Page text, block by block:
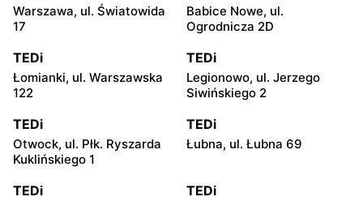
Warszawa, ul. Światowida
17
Babice Nowe, ul.
Ogrodnicza 2D
TEDi
Łomianki, ul. Warszawska
122
TEDi
Legionowo, ul. Jerzego
Siwińskiego 2
TEDi
Otwock, ul. Płk. Ryszarda
Kuklińskiego 1
TEDi
Łubna, ul. Łubna 69
TEDi TEDi